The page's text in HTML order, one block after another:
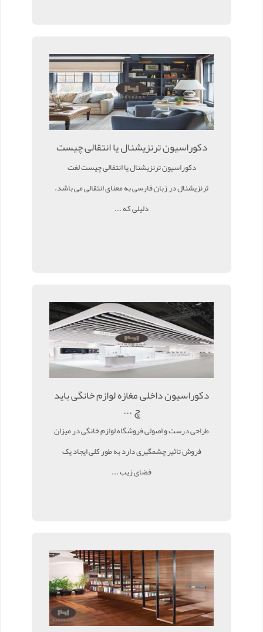
دکوراسیون ترنزیشنال یا انتقالی چیست
دکوراسیون ترنزیشنال یا انتقالی چیست لغت
ترنزیشنال در زبان فارسی به معنای انتقالی می باشد.
دلیلی که ...
دکوراسیون داخلی مغازه لوازم خانگی باید
چ ...
طراحی درست و اصولی فروشگاه لوازم خانگی در میزان
فروش تاثیر چشمگیری دارد به طور کلی ایجاد یک
فضای زیب ...